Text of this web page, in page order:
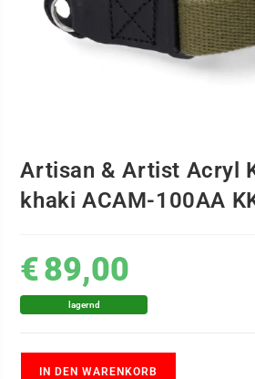
Artisan & Artist Acryl
khaki ACAM-100AA
€89,00
lagernd
IN DEN WARENKORB